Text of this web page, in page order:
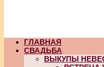
ГЛАВНАЯ
СВАДЬБА
ВЫКУПЫ